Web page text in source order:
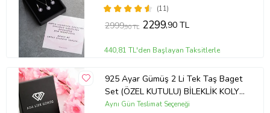
(11)
2999,90 TL 2299,90 TL
440,81 TL'den Başlayan Taksitlerle
925 Ayar Gümüş 2 Li Tek Taş Baget
Set (ÖZEL KUTULU) BİLEKLİK KOLYE
- RODYUM
Aynı Gün Teslimat Seçeneği